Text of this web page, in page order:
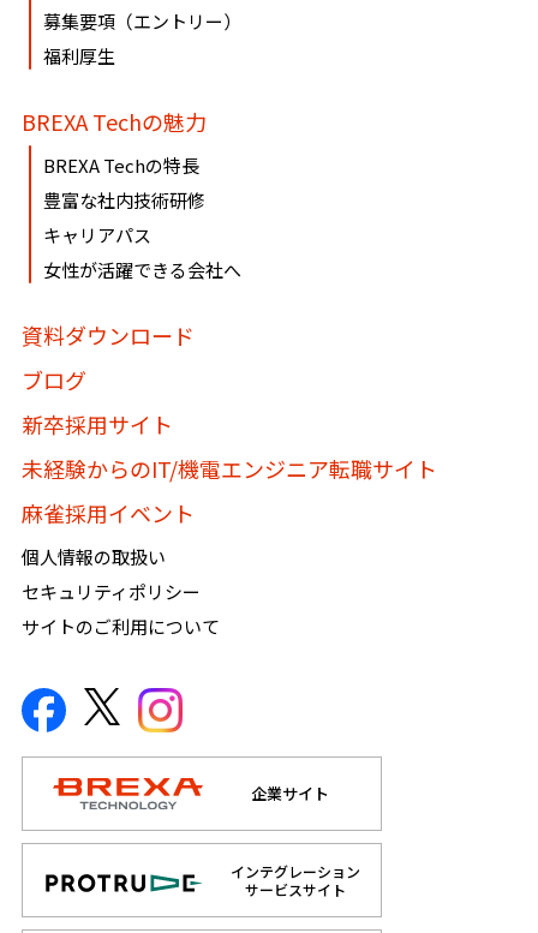
募集要項（エントリー）
福利厚生
BREXA Techの魅力
BREXA Techの特長
豊富な社内技術研修
キャリアパス
女性が活躍できる会社へ
資料ダウンロード
ブログ
新卒採用サイト
未経験からのIT/機電エンジニア転職サイト
麻雀採用イベント
個人情報の取扱い
セキュリティポリシー
サイトのご利用について
企業サイト
インテグレーション
サービスサイト